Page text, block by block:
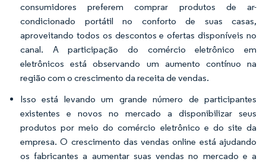
consumidores preferem comprar produtos de ar-
condicionado portátil no conforto de suas casas,
aproveitando todos os descontos e ofertas disponíveis no
canal. A participação do comércio eletrônico em
eletrônicos está observando um aumento contínuo na
região com o crescimento da receita de vendas.
Isso está levando um grande número de participantes
existentes e novos no mercado a disponibilizar seus
produtos por meio do comércio eletrônico e do site da
empresa. O crescimento das vendas online está ajudando
os fabricantes a aumentar suas vendas no mercado e a